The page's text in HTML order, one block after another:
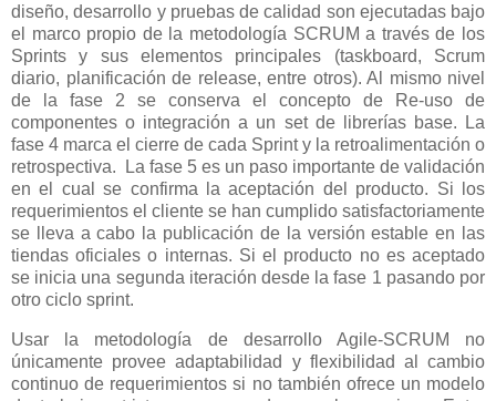
diseño, desarrollo y pruebas de calidad son ejecutadas bajo
el marco propio de la metodología SCRUM a través de los
Sprints y sus elementos principales (taskboard, Scrum
diario, planificación de release, entre otros). Al mismo nivel
de la fase 2 se conserva el concepto de Re-uso de
componentes o integración a un set de librerías base. La
fase 4 marca el cierre de cada Sprint y la retroalimentación o
retrospectiva. La fase 5 es un paso importante de validación
en el cual se confirma la aceptación del producto. Si los
requerimientos el cliente se han cumplido satisfactoriamente
se lleva a cabo la publicación de la versión estable en las
tiendas oficiales o internas. Si el producto no es aceptado
se inicia una segunda iteración desde la fase 1 pasando por
otro ciclo sprint.
Usar la metodología de desarrollo Agile-SCRUM no
únicamente provee adaptabilidad y flexibilidad al cambio
continuo de requerimientos si no también ofrece un modelo